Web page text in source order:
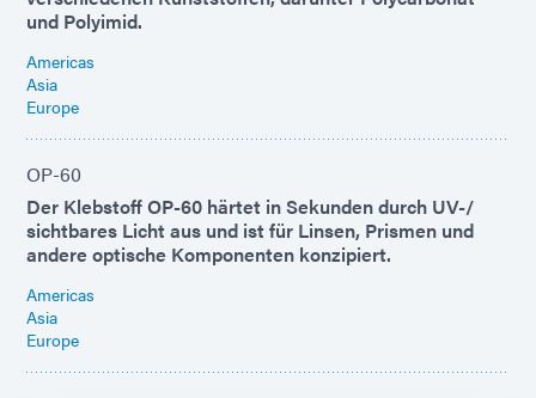
und Polyimid.
Americas
Asia
Europe
OP-60
Der Klebstoff OP-60 härtet in Sekunden durch UV-/
sichtbares Licht aus und ist für Linsen, Prismen und
andere optische Komponenten konzipiert.
Americas
Asia
Europe